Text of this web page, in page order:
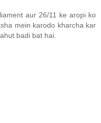
aur 26/11 ke aropi ko
mein karodo kharcha kar
badi bat hai.